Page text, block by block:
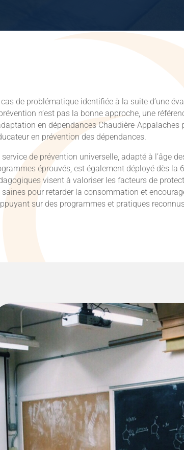
cas de problématique identifiée à la suite d’une
n’est pas la bonne approche, une
en dépendances Chaudière-Appalaches
en prévention des dépendances.
service de prévention universelle, adapté à l’âge
éprouvés, est également déployé dès la
visent à valoriser lesfacteurs de
saines pour retarder la consommation et
sur des programmes et pratiques